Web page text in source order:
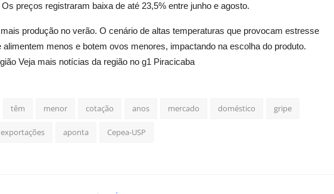
preços registraram baixa de até 23,5% entre junho e agosto.
produção no verão. O cenário de altas temperaturas que provocam estresse
menos e botem ovos menores, impactando na escolha do produto.
Veja mais notícias da região no g1 Piracicaba
têm menor cotação anos mercado doméstico gripe
exportações aponta Cepea-USP